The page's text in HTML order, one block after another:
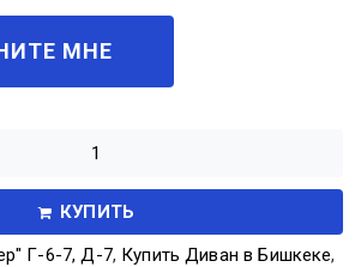
КУПИТЬ
Г-6-7, Д-7, Купить Диван в Бишкеке,